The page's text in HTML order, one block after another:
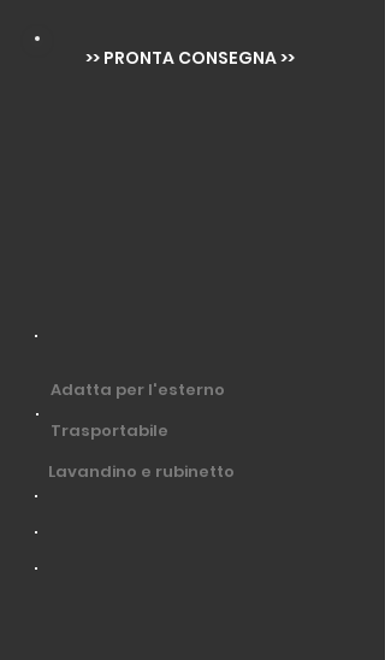
>> PRONTA CONSEGNA >>
Adatta per l'esterno
Trasportabile
Lavandino e rubinetto